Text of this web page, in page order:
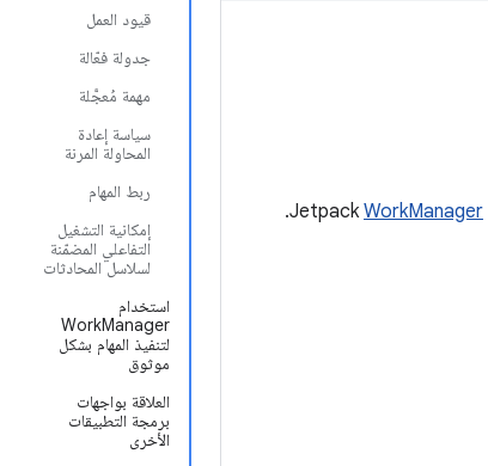
قيود العمل
جدولة فعّالة
مهمة مُعجَّلة
سياسة إعادة
المحاولة المرنة
ربط المهام
إمكانية التشغيل
التفاعلي المضمّنة
لسلاسل المحادثات
استخدام
WorkManager
لتنفيذ المهام بشكل
موثوق
العلاقة بواجهات
برمجة التطبيقات
الأخرى
WorkManager
.